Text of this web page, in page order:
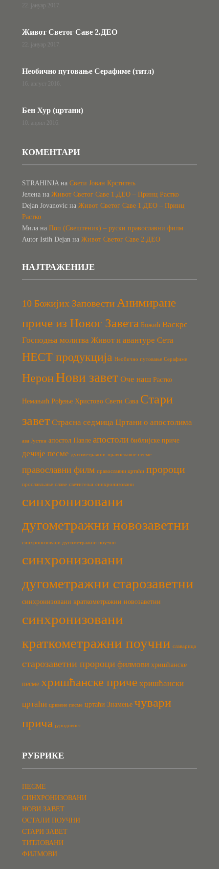
22. јануар 2017.
Живот Светог Саве 2.ДЕО
22. јануар 2017.
Необично путовање Серафиме (титл)
16. август 2016.
Бен Хур (цртани)
10. април 2016.
КОМЕНТАРИ
STRAHINJAна Свети Јован Крститељ
Јелена на Живот Светог Саве 1.ДЕО – Принц Растко
Dejan Jovanovicна Живот Светог Саве 1.ДЕО – Принц
Растко
Мила на Поп (Свештеник) – руски православни филм
Autor Istih Dejan на Живот Светог Саве 2.ДЕО
НАЈТРАЖЕНИЈЕ
10 Божијих Заповести Анимиране
приче из Новог Завета Божић Васкрс
Господња молитва Живот и авантуре Сета
НЕСТ продукција Необично путовање Серафиме
Нерон Нови завет Оче наш Растко
Немањић Рођење Христово Свети Сава Стари
завет Страсна седмица Цртани о апостолима
ава Јустин апостол Павле апостоли библијске приче
дечије песме дугометражни православне песме
православни филм православни цртаћи пророци
прослављање славе светитељи синхронизовани
синхронизовани
дугометражни новозаветни
синхронизовани дугометражни поучни
синхронизовани
дугометражни старозаветни
синхронизовани краткометражни новозаветни
синхронизовани
краткометражни поучни славарица
старозаветни пророци филмови хришћанске
песме хришћанске приче хришћански
цртаћи црквене песме цртаћи Знамење чувари
прича јуродивост
РУБРИКЕ
ПЕСМЕ
СИНХРОНИЗОВАНИ
НОВИ ЗАВЕТ
ОСТАЛИ ПОУЧНИ
СТАРИ ЗАВЕТ
ТИТЛОВАНИ
ФИЛМОВИ